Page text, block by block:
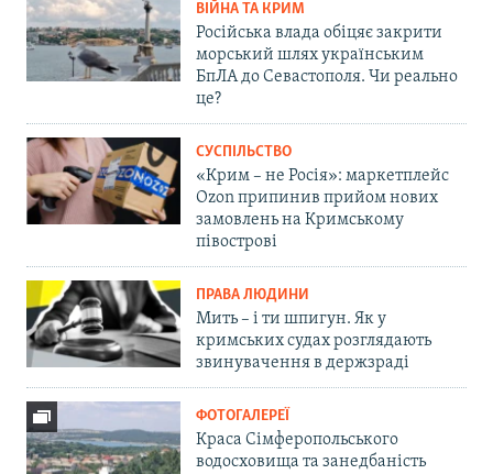
ВІЙНА ТА КРИМ
Російська влада обіцяє закрити
морський шлях українським
БпЛА до Севастополя. Чи реально
це?
СУСПІЛЬСТВО
«Крим – не Росія»: маркетплейс
Ozon припинив прийом нових
замовлень на Кримському
півострові
ПРАВА ЛЮДИНИ
Мить – і ти шпигун. Як у
кримських судах розглядають
звинувачення в держзраді
ФОТОГАЛЕРЕЇ
Краса Сімферопольського
водосховища та занедбаність